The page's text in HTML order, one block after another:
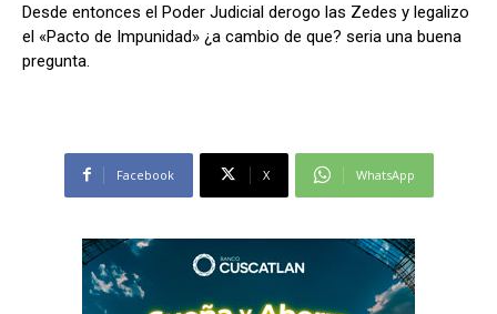
Desde entonces el Poder Judicial derogo las Zedes y legalizo
el «Pacto de Impunidad» ¿a cambio de que? seria una buena
pregunta.
Facebook X WhatsApp